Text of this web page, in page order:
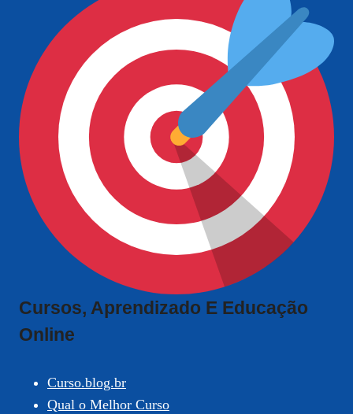
Cursos, Aprendizado E Educação
Online
Curso.blog.br
Qual o Melhor Curso